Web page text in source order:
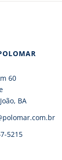
60
BA
5215